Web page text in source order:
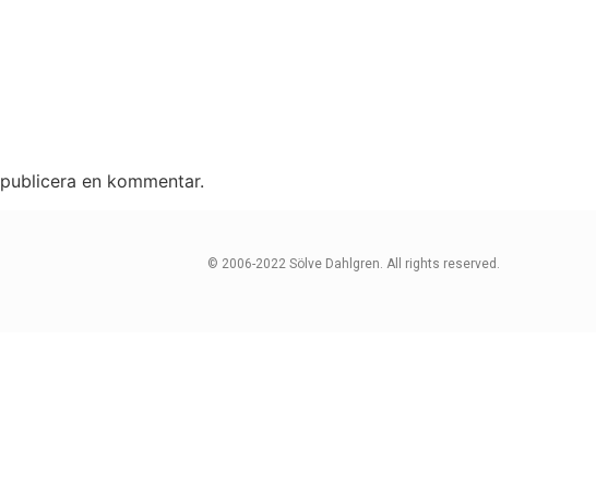
en kommentar.
© 2006-2022 Sölve Dahlgren. All rights reserved.